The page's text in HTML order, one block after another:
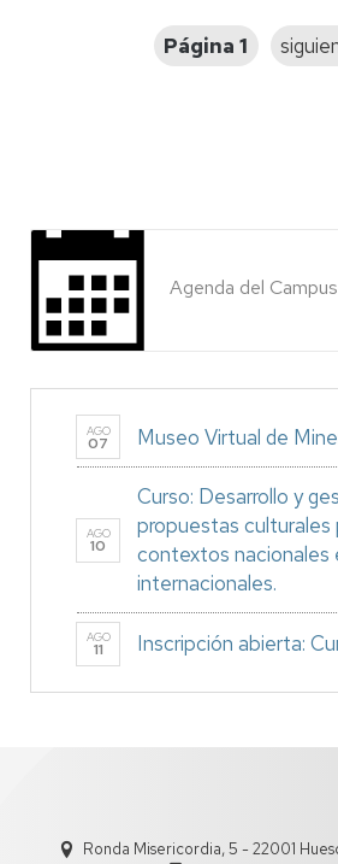
Página 1
Agenda del Campus
AGO
07 Museo Virtual de
AGO
10
Curso: Desarrollo y
propuestas culturales
contextos nacionales
internacionales.
AGO
11 Inscripción abierta:
Ronda Misericordia, 5 - 22001